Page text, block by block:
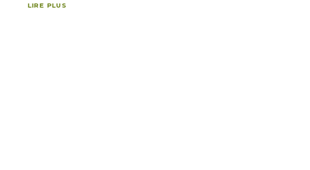
LIRE PLUS